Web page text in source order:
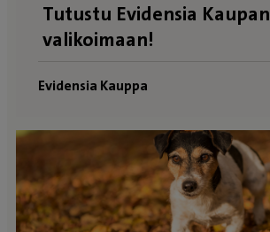
Tutustu Evidensia Kaupan
valikoimaan!
Evidensia Kauppa